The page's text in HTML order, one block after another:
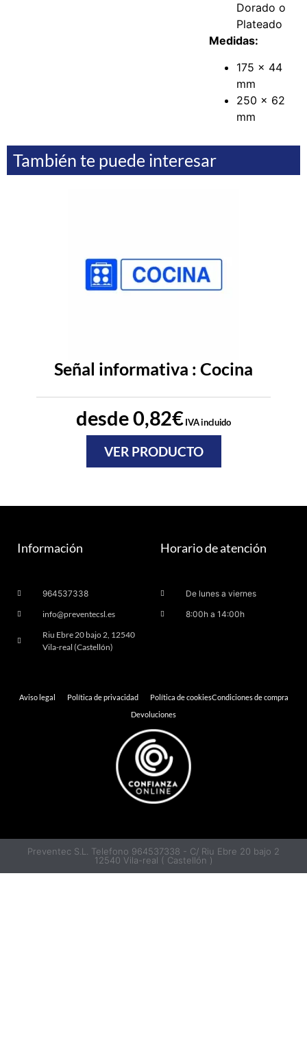
Dorado o
Plateado
Medidas:
175 x 44
mm
250 x 62
mm
También te puede interesar
Señal informativa : Cocina
desde0,82€IVA incluido
VER PRODUCTO
Información
964537338
info@preventecsl.es
Riu Ebre 20 bajo 2, 12540
Vila-real (Castellón)
Horario de atención
De lunes a viernes
8:00h a 14:00h
Aviso legal Política de privacidad Política de cookiesCondiciones de compra
Devoluciones
Preventec S.L. Telefono 964537338 - C/ Riu Ebre 20 bajo 2
12540 Vila-real ( Castellón )